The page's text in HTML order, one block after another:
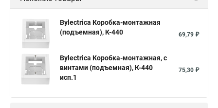
Bylectrica Коробка-монтажная
(подъемная), К-440
69,79 ₽
Bylectrica Коробка-монтажная, с
винтами (подъемная), К-440
исп.1
75,30 ₽